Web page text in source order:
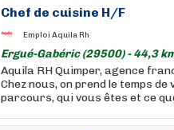
Chef de cuisine H/F
Emploi Aquila Rh
Ergué-Gabéric (29500) - 44,3
Aquila RH Quimper, agence
Chez nous, on prend le temps
parcours, qui vous êtes et ce